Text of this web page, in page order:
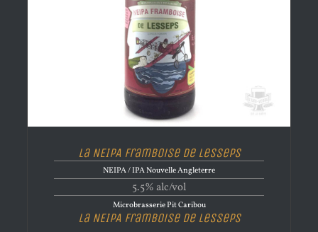
La NEIPA Framboise de Lesseps
NEIPA / IPA Nouvelle Angleterre
5.5% alc/vol
Microbrasserie Pit Caribou
La NEIPA Framboise de Lesseps